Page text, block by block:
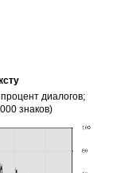
диалогов;
знаков)